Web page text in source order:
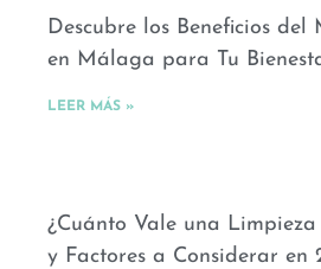
Descubre los Beneficios del
en Málaga para Tu
LEER MÁS »
¿Cuánto Vale una Limpieza
y Factores a Considerar en